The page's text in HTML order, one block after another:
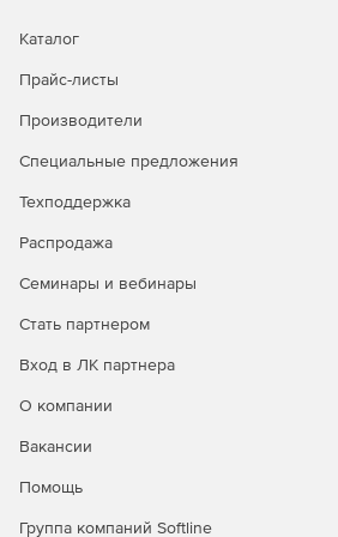
Каталог
Прайс-листы
Производители
Специальные предложения
Техподдержка
Распродажа
Семинары и вебинары
Стать партнером
Вход в ЛК партнера
О компании
Вакансии
Помощь
Группа компаний Softline